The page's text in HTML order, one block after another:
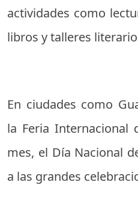
actividades como
libros y talleres
En ciudades como
la Feria Internacional
mes, el Día Nacional
a las grandes